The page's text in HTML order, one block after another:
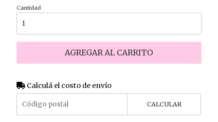
Cantidad
AGREGAR AL CARRITO
Calculá el costo de envío
CALCULAR